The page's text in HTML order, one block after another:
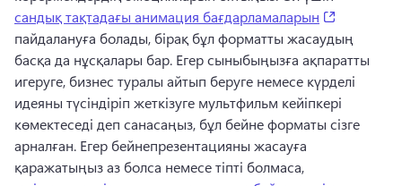
сандық тақтадағы анимация бағдарламаларын
пайдалануға болады, бірақ бұл форматты жасаудың
басқа да нұсқалары бар. Егер сыныбыңызға ақпаратты
игеруге, бизнес туралы айтып беруге немесе күрделі
идеяны түсіндіріп жеткізуге мультфильм кейіпкері
көмектеседі деп санасаңыз, бұл бейне форматы сізге
арналған. Егер бейнепрезентацияны жасауға
қаражатыңыз аз болса немесе тіпті болмаса,